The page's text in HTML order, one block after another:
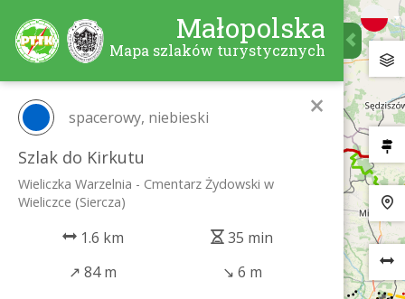
Małopolska
Mapa szlaków turystycznych
×
spacerowy, niebieski
Szlak do Kirkutu
Wieliczka Warzelnia - Cmentarz Żydowski w
Wieliczce (Siercza)
1.6 km
35 min
↗ 84 m ↘ 6 m